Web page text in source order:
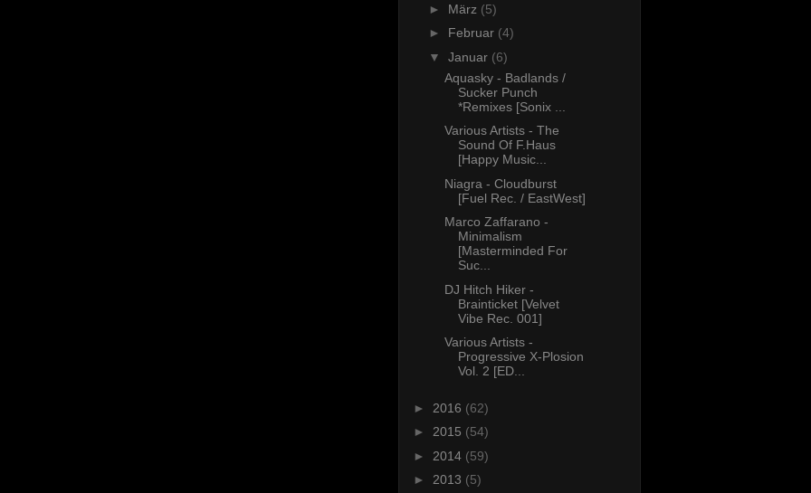
► März (5)
► Februar (4)
▼ Januar (6)
Aquasky - Badlands /
Sucker Punch
*Remixes [Sonix ...
Various Artists - The
Sound Of F.Haus
[Happy Music...
Niagra - Cloudburst
[Fuel Rec. / EastWest]
Marco Zaffarano -
Minimalism
[Masterminded For
Suc...
DJ Hitch Hiker -
Brainticket [Velvet
Vibe Rec. 001]
Various Artists -
Progressive X-Plosion
Vol. 2 [ED...
► 2016 (62)
► 2015 (54)
► 2014 (59)
► 2013 (5)